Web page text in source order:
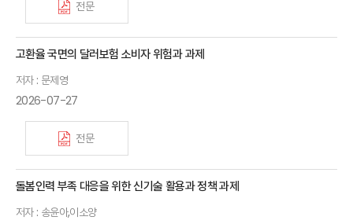
전문
고환율 국면의 달러보험 소비자 위험과 과제
저자 : 문제영
2026-07-27
전문
돌봄인력 부족 대응을 위한 신기술 활용과 정책 과제
저자 : 송윤아,이소양